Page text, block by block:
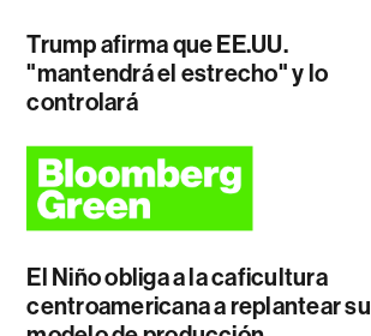
Trump afirma que EE.UU.
"mantendrá el estrecho" y lo
controlará
El Niño obliga a la caficultura
centroamericana a replantear su